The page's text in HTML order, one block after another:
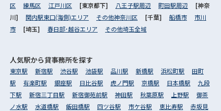
区
練馬区 江戸川区 [東京都下] 八王子駅周辺 町田駅周辺
[神奈
川] 関内駅東口(海側)エリア その他神奈川区 [千葉] 船橋市
市川
市
[埼玉] 春日部･越谷エリア その他埼玉全域
人気駅から貸事務所を探す
東京駅 新宿駅 渋谷駅 池袋駅 品川駅 新橋駅 浜松町駅
田町
駅
有楽町駅 銀座駅 日比谷駅 虎ノ門駅 京橋駅 日本橋駅
九段
下駅
新宿三丁目駅 新宿御苑前駅 神田駅 秋葉原駅 上野駅
御茶
ノ水駅
水道橋駅 飯田橋駅 四ツ谷駅 市ケ谷駅 恵比寿駅
赤坂見